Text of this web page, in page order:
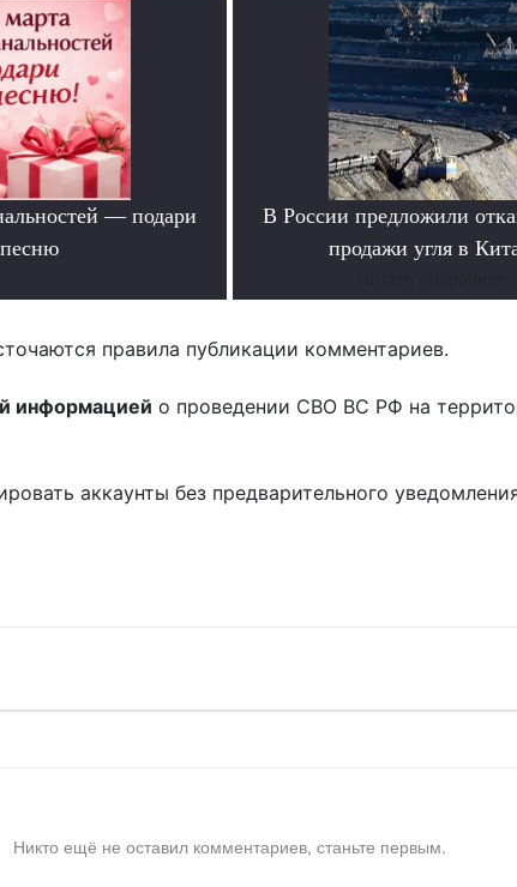
— подари
песню
В России предложили
продажи угля в
правила публикации комментариев.
информацией о проведении СВО ВС РФ на
аккаунты без предварительного
Никто ещё не оставил комментариев, станьте первым.